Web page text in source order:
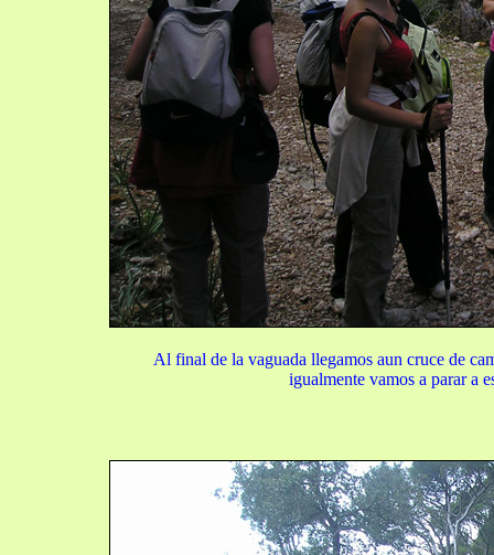
Al final de la vaguada llegamos aun cruce de
igualmente vamos a parar a